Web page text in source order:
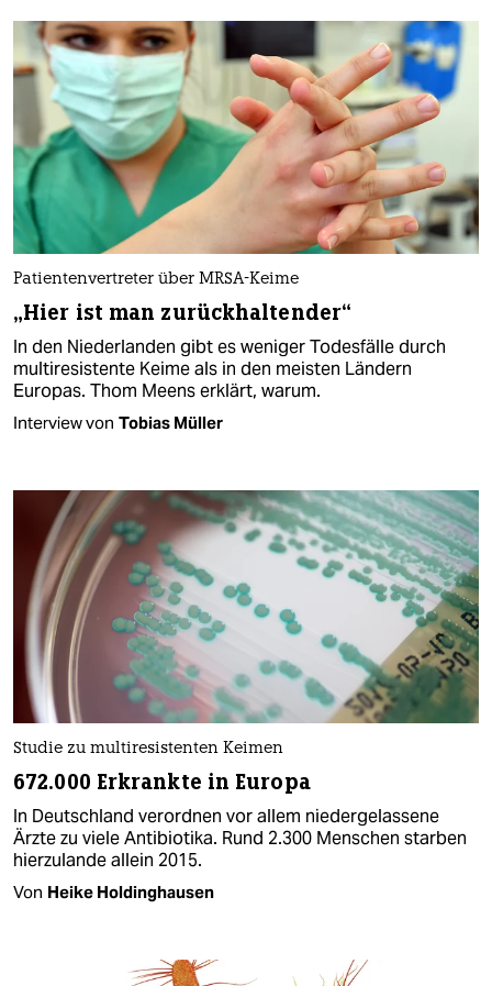
Patientenvertreter über MRSA-Keime
„Hier ist man zurückhaltender“
In den Niederlanden gibt es weniger Todesfälle durch
multiresistente Keime als in den meisten Ländern
Europas. Thom Meens erklärt, warum.
Interview von Tobias Müller
Studie zu multiresistenten Keimen
672.000 Erkrankte in Europa
In Deutschland verordnen vor allem niedergelassene
Ärzte zu viele Antibiotika. Rund 2.300 Menschen starben
hierzulande allein 2015.
Von Heike Holdinghausen